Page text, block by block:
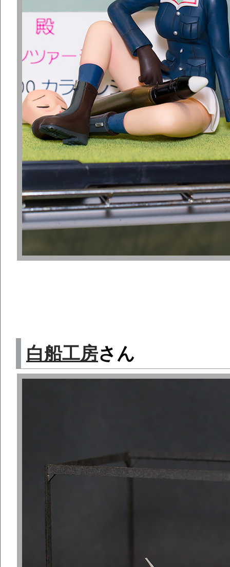
白船工房さん